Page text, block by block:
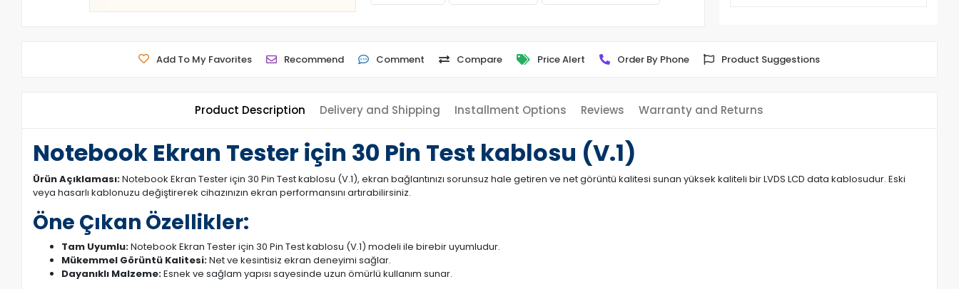
Add To My Favorites Recommend Comment Compare Price Alert Order By Phone Product Suggestions
Product Description Delivery and Shipping Installment Options Reviews Warranty and Returns
Notebook Ekran Tester için 30 Pin Test kablosu (V.1)
Ürün Açıklaması:Notebook Ekran Tester için 30 Pin Test kablosu (V.1), ekran bağlantınızı sorunsuz hale getiren ve net görüntü kalitesi sunan yüksek kaliteli bir LVDS LCD data kablosudur. Eski
veya hasarlı kablonuzu değiştirerek cihazınızın ekran performansını artırabilirsiniz.
Öne Çıkan Özellikler:
Tam Uyumlu:Notebook Ekran Tester için 30 Pin Test kablosu (V.1) modeli ile birebir uyumludur.
Mükemmel Görüntü Kalitesi:Net ve kesintisiz ekran deneyimi sağlar.
Dayanıklı Malzeme:Esnek ve sağlam yapısı sayesinde uzun ömürlü kullanım sunar.